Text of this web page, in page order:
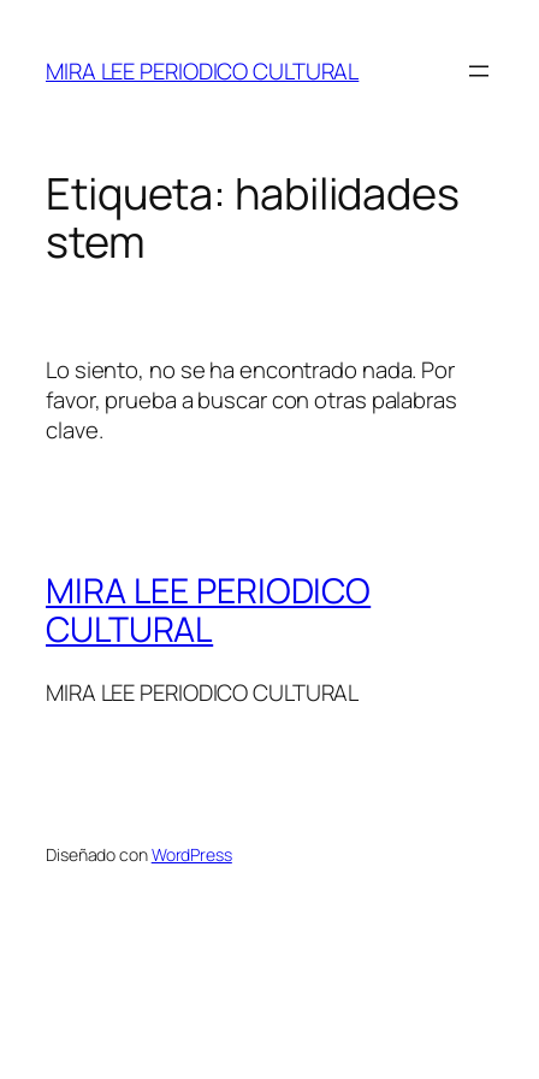
contenido
MIRA LEE PERIODICO CULTURAL
Etiqueta: habilidades
stem
Lo siento, no se ha encontrado nada. Por
favor, prueba a buscar con otras palabras
clave.
MIRA LEE PERIODICO
CULTURAL
MIRA LEE PERIODICO CULTURAL
Diseñado conWordPress